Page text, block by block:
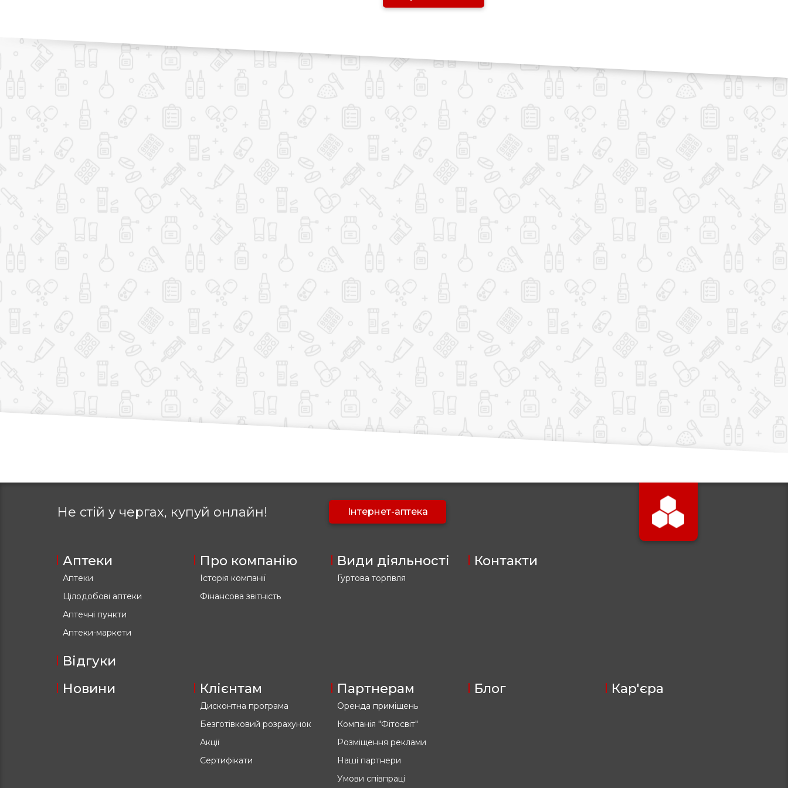
Не стій у чергах, купуй онлайн! Інтернет-аптека
Аптеки
Аптеки
Цілодобові аптеки
Аптечні пункти
Аптеки-маркети
Про компанію
Історія компанії
Фінансова звітність
Види діяльності
Гуртова торгівля
Контакти
Відгуки
Новини
Клієнтам
Дисконтна програма
Безготівковий розрахунок
Акції
Сертифікати
Партнерам
Оренда приміщень
Компанія "Фітосвіт"
Розміщення реклами
Наші партнери
Умови співпраці
Блог Кар'єра